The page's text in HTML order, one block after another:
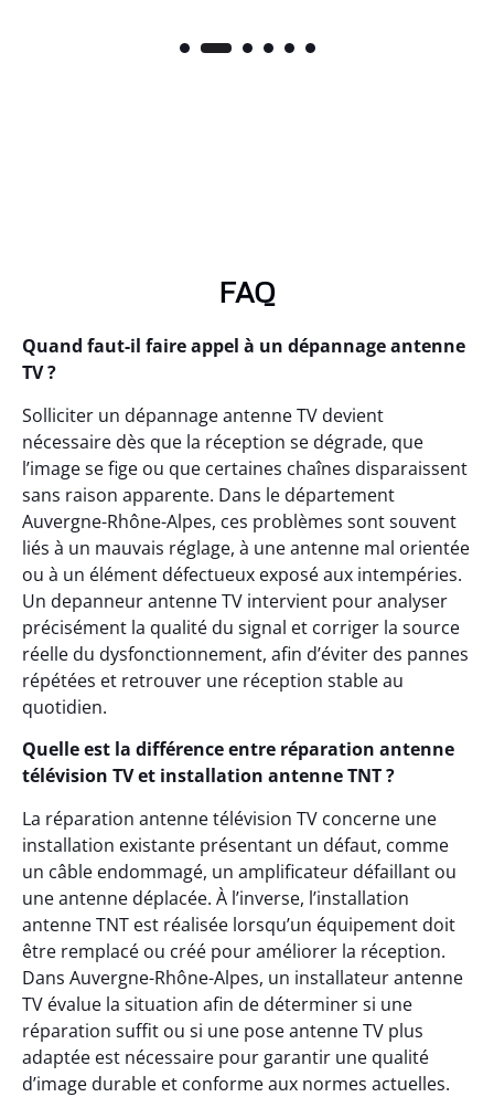
FAQ
Quand faut-il faire appel à un dépannage antenne
TV ?
Solliciter un dépannage antenne TV devient
nécessaire dès que la réception se dégrade, que
l’image se fige ou que certaines chaînes disparaissent
sans raison apparente. Dans le département
Auvergne-Rhône-Alpes, ces problèmes sont souvent
liés à un mauvais réglage, à une antenne mal orientée
ou à un élément défectueux exposé aux intempéries.
Un depanneur antenne TV intervient pour analyser
précisément la qualité du signal et corriger la source
réelle du dysfonctionnement, afin d’éviter des pannes
répétées et retrouver une réception stable au
quotidien.
Quelle est la différence entre réparation antenne
télévision TV et installation antenne TNT ?
La réparation antenne télévision TV concerne une
installation existante présentant un défaut, comme
un câble endommagé, un amplificateur défaillant ou
une antenne déplacée. À l’inverse, l’installation
antenne TNT est réalisée lorsqu’un équipement doit
être remplacé ou créé pour améliorer la réception.
Dans Auvergne-Rhône-Alpes, un installateur antenne
TV évalue la situation afin de déterminer si une
réparation suffit ou si une pose antenne TV plus
adaptée est nécessaire pour garantir une qualité
d’image durable et conforme aux normes actuelles.